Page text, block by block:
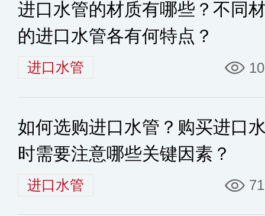
进口水管的材质有哪些？不同
的进口水管各有何特点？
进口水管
如何选购进口水管？购买进口
时需要注意哪些关键因素？
进口水管 71